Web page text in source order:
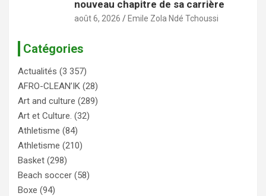
nouveau chapitre de sa carrière
août 6, 2026 Emile Zola Ndé Tchoussi
Catégories
Actualités (3 357)
AFRO-CLEAN’IK (28)
Art and culture (289)
Art et Culture. (32)
Athletisme (84)
Athletisme (210)
Basket (298)
Beach soccer (58)
Boxe (94)